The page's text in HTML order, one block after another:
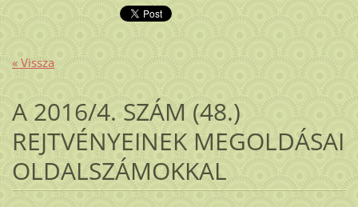
« Vissza
A 2016/4. SZÁM (48.)
REJTVÉNYEINEK MEGOLDÁSAI
OLDALSZÁMOKKAL